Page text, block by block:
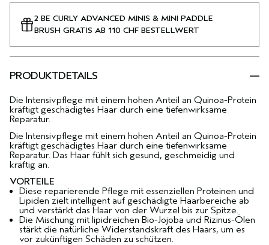
2 BE CURLY ADVANCED MINIS & MINI PADDLE
BRUSH GRATIS AB 110 CHF BESTELLWERT
PRODUKTDETAILS
Die Intensivpflege mit einem hohen Anteil an Quinoa-Protein
kräftigt geschädigtes Haar durch eine tiefenwirksame
Reparatur.
Die Intensivpflege mit einem hohen Anteil an Quinoa-Protein
kräftigt geschädigtes Haar durch eine tiefenwirksame
Reparatur. Das Haar fühlt sich gesund, geschmeidig und
kräftig an.
VORTEILE
Diese reparierende Pflege mit essenziellen Proteinen und
Lipiden zielt intelligent auf geschädigte Haarbereiche ab
und verstärkt das Haar von der Wurzel bis zur Spitze.
Die Mischung mit lipidreichen Bio-Jojoba und Rizinus-Ölen
stärkt die natürliche Widerstandskraft des Haars, um es
vor zukünftigen Schäden zu schützen.